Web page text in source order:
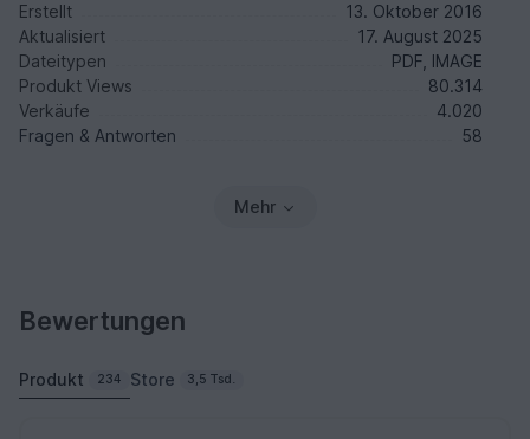
Erstellt
13. Oktober 2016
Aktualisiert
17. August 2025
Dateitypen
PDF, IMAGE
Produkt Views
80.314
Verkäufe
4.020
Fragen & Antworten
58
Mehr
Bewertungen
Produkt 234 Store 3,5 Tsd.